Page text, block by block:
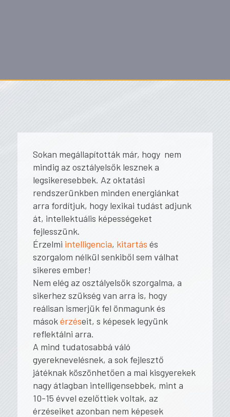
Sokan megállapították már, hogy nem
mindig az osztályelsők lesznek a
legsikeresebbek. Az oktatási
rendszerünkben minden energiánkat
arra fordítjuk, hogy lexikai tudást adjunk
át, intellektuális képességeket
fejlesszünk.
Érzelmi intelligencia, kitartás és
szorgalom nélkül senkiből sem válhat
sikeres ember!
Nem elég az osztályelsők szorgalma, a
sikerhez szükség van arra is, hogy
reálisan ismerjük fel önmagunk és
másokérzéseit, s képesek legyünk
reflektálni arra.
A mind tudatosabbá váló
gyereknevelésnek, a sok fejlesztő
játéknak köszönhetően a mai kisgyerekek
nagy átlagban intelligensebbek, mint a
10-15 évvel ezelőttiek voltak, az
érzéseiket azonban nem képesek